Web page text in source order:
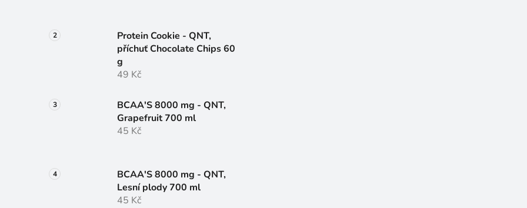
Protein Cookie - QNT,
příchuť Chocolate Chips 60
g
49 Kč
BCAA'S 8000 mg - QNT,
Grapefruit 700 ml
45 Kč
BCAA'S 8000 mg - QNT,
Lesní plody 700 ml
45 Kč